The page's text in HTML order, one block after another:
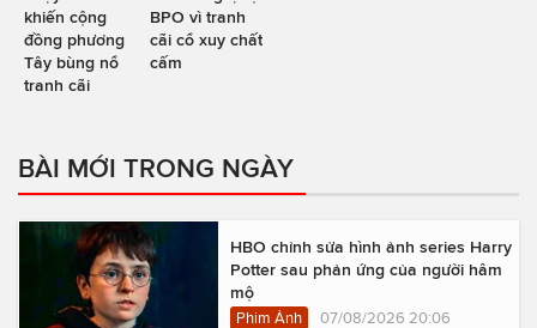
khiến cộng
đồng phương
Tây bùng nổ
tranh cãi
BPO vì tranh
cãi cổ xuy chất
cấm
BÀI MỚI TRONG NGÀY
HBO chỉnh sửa hình ảnh series Harry
Potter sau phản ứng của người hâm
mộ
Phim Ảnh 07/08/2026 20:06